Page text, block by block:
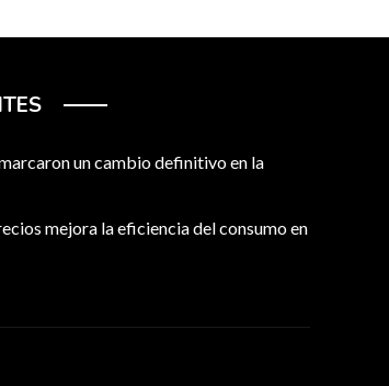
un cambio definitivo en la
mejora la eficiencia del consumo en